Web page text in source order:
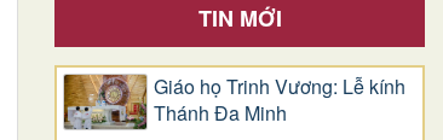
TIN MỚI
Giáo họ Trinh Vương: Lễ kính
Thánh Đa Minh